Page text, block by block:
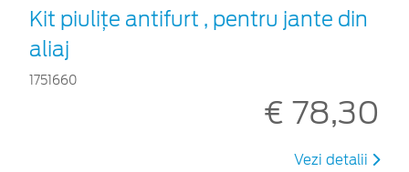
Kit piuliţe antifurt , pentru jante din
aliaj
1751660
€ 78,30
Vezi detalii